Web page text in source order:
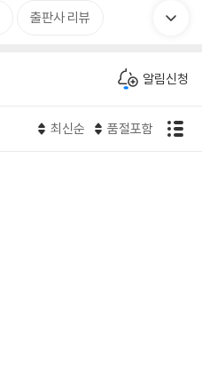
출판사 리뷰
알림신청
최신순 품절포함